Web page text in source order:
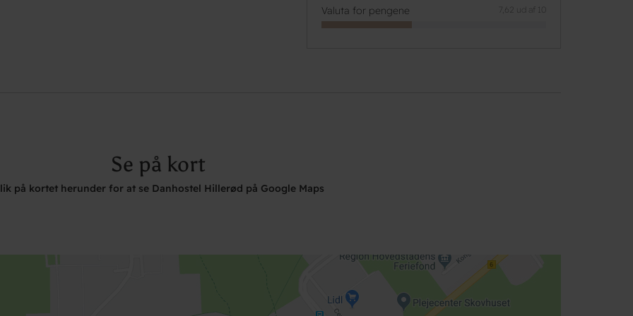
Valuta for pengene 7,62 ud af 10
Se på kort
på kortet herunder for at se Danhostel Hillerød på Google Maps